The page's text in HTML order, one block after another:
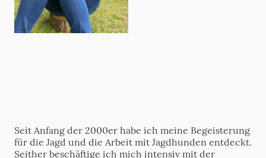
Seit Anfang der 2000er habe ich meine Begeisterung
für die Jagd und die Arbeit mit Jagdhunden entdeckt.
Seither beschäftige ich mich intensiv mit der